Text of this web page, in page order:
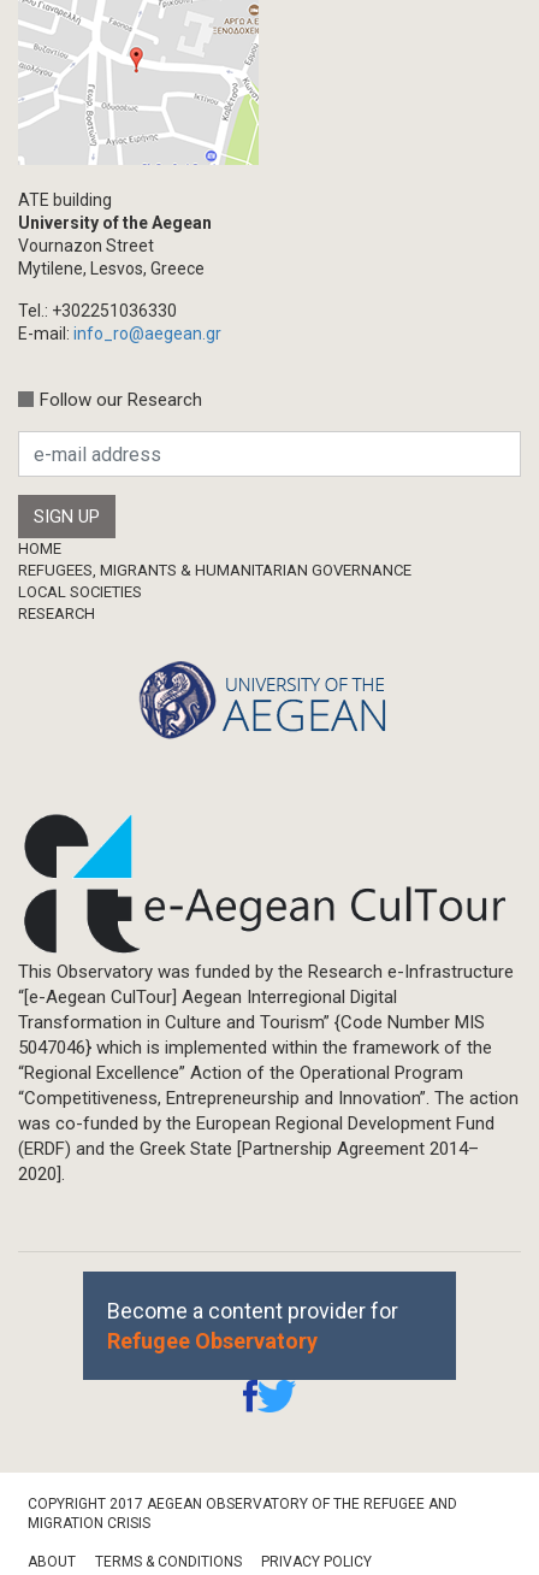
ATE building
University of the Aegean
Vournazon Street
Mytilene, Lesvos, Greece
Tel.: +302251036330
E-mail: info_ro@aegean.gr
Follow our Research
Footer
HOME
REFUGEES, MIGRANTS & HUMANITARIAN GOVERNANCE
LOCAL SOCIETIES
RESEARCH
This Observatory was funded by the Research e-Infrastructure
“[e-Aegean CulTour] Aegean Interregional Digital
Transformation in Culture and Tourism” {Code Number MIS
5047046} which is implemented within the framework of the
“Regional Excellence” Action of the Operational Program
“Competitiveness, Entrepreneurship and Innovation”. The action
was co-funded by the European Regional Development Fund
(ERDF) and the Greek State [Partnership Agreement 2014–
2020].
Become a content provider for
Refugee Observatory
Bottom
COPYRIGHT 2017 AEGEAN OBSERVATORY OF THE REFUGEE AND
MIGRATION CRISIS
ABOUT TERMS & CONDITIONS PRIVACY POLICY